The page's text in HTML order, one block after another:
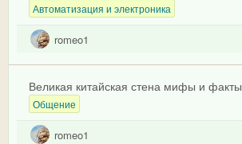
Автоматизация и электроника
romeo1
Великая китайская стена мифы и факты
Общение
romeo1